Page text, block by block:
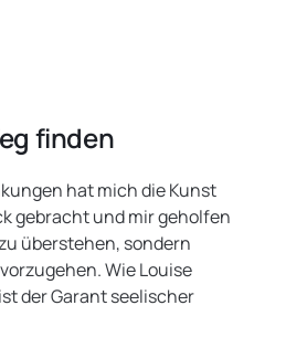
finden
hat mich die Kunst
gebracht und mir geholfen
überstehen, sondern
Wie Louise
der Garant seelischer